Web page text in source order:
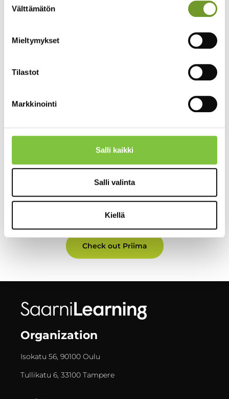
valinta
Välttämätön
Mieltymykset
Tilastot
Markkinointi
Salli kaikki
Salli valinta
Kiellä
The needs of our customers have changed drastically over
bend towards a more agile way to produce trainings.
Optima back in 2015. After brainstorming and excellent
development work we created a totally new and modern
Priima learning management system.
Thanks to our long experience, we knew that in this case it
wouldn’t be wise to build new on top of old. So we started
from the beginning. Both us and our customers think that
Check out Priima
Organization
Isokatu 56, 90100 Oulu
Tullikatu 6, 33100 Tampere